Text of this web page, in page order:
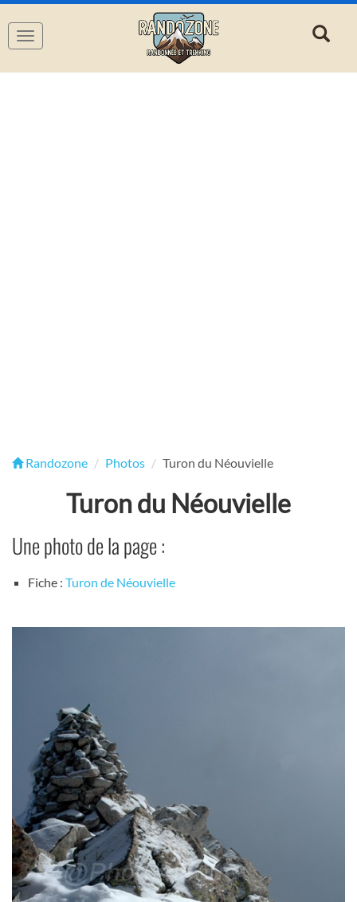
Navigation
Randozone Photos Turon du Néouvielle
Turon du Néouvielle
Une photo de la page :
Fiche : Turon de Néouvielle